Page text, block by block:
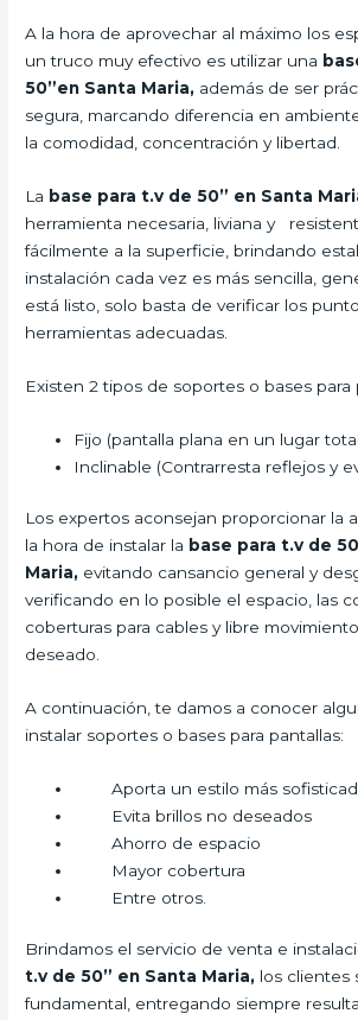
A la hora de aprovechar al máximo los
un truco muy efectivo es utilizar una
50”en Santa Maria, además de ser
segura, marcando diferencia en
la comodidad, concentración y libertad.
La base para t.v de 50” en Santa
herramienta necesaria, liviana y
fácilmente a la superficie, brindando
instalación cada vez es más sencilla,
está listo, solo basta de verificar los
herramientas adecuadas.
Existen 2 tipos de soportes o bases para
Fijo (pantalla plana en un lugar
Inclinable (Contrarresta reflejos y
Los expertos aconsejan proporcionar la
la hora de instalar la base para t.v de
Maria, evitando cansancio general y
verificando en lo posible el espacio, las
coberturas para cables y libre
deseado.
A continuación, te damos a conocer
instalar soportes o bases para pantallas:
Aporta un estilo más
Evita brillos no deseados
Ahorro de espacio
Mayor cobertura
Entre otros.
Brindamos el servicio de venta e
t.v de 50” en Santa Maria, los clientes
fundamental, entregando siempre